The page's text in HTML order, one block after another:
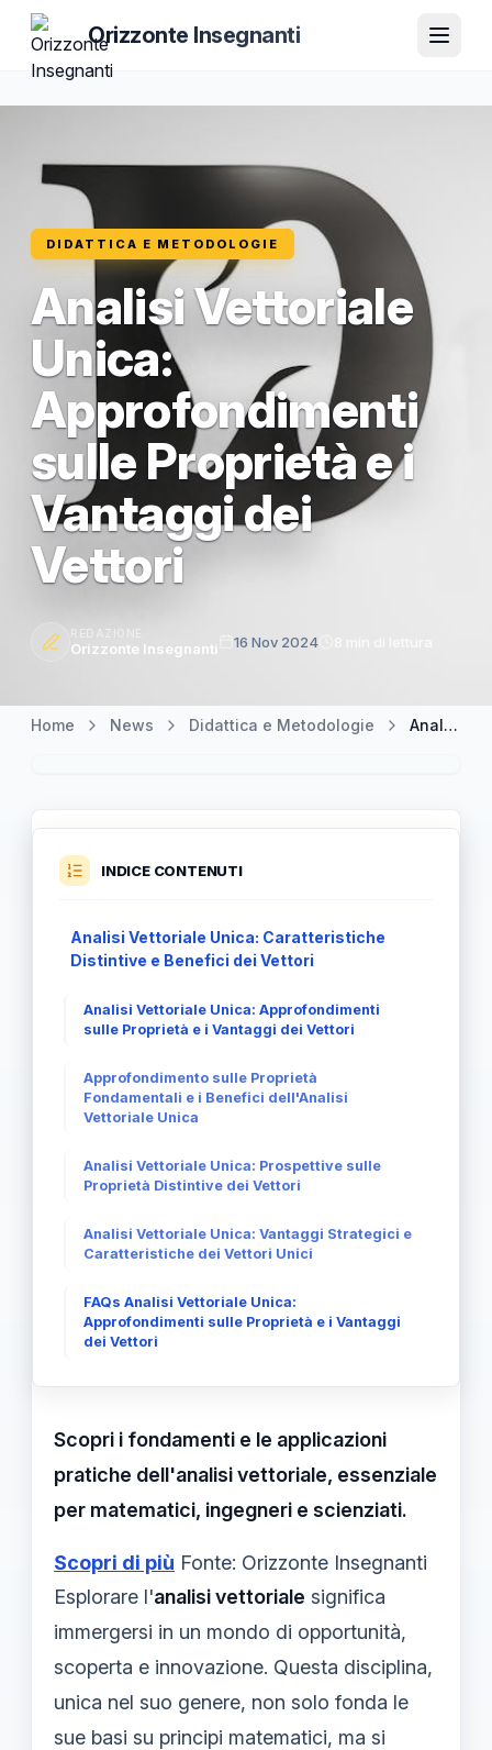
Orizzonte Insegnanti
DIDATTICA E METODOLOGIE
Analisi Vettoriale
Unica:
Approfondimenti
sulle Proprietà e i
Vantaggi dei
Vettori
Orizzonte Insegnanti 16 Nov 2024
Home News Didattica e Metodologie Analisi Vettoriale Unica: Approfondimenti sulle Proprietà e i Vantaggi dei Vettori
INDICE CONTENUTI
Analisi Vettoriale Unica: Caratteristiche
Distintive e Benefici dei Vettori
Analisi Vettoriale Unica: Approfondimenti
sulle Proprietà e i Vantaggi dei Vettori
Approfondimento sulle Proprietà
Fondamentali e i Benefici dell'Analisi
Vettoriale Unica
Analisi Vettoriale Unica: Prospettive sulle
Proprietà Distintive dei Vettori
Analisi Vettoriale Unica: Vantaggi Strategici e
Caratteristiche dei Vettori Unici
FAQs Analisi Vettoriale Unica:
Approfondimenti sulle Proprietà e i Vantaggi
dei Vettori
Scopri i fondamenti e le applicazioni
pratiche dell'analisi vettoriale, essenziale
per matematici, ingegneri e scienziati.
Scopri di più Fonte: Orizzonte Insegnanti
Esplorare l'analisi vettoriale significa
immergersi in un mondo di opportunità,
scoperta e innovazione. Questa disciplina,
unica nel suo genere, non solo fonda le
sue basi su principi matematici, ma si